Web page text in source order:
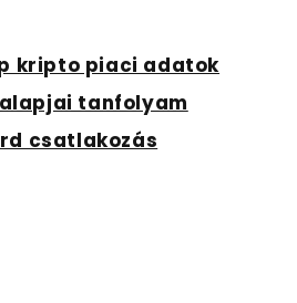
kripto piaci adatok
tanfolyam
csatlakozás